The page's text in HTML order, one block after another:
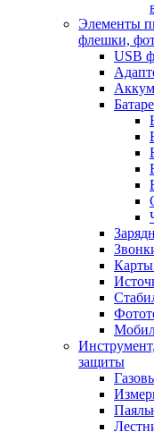
Элементы
флешки,
USB
защиты